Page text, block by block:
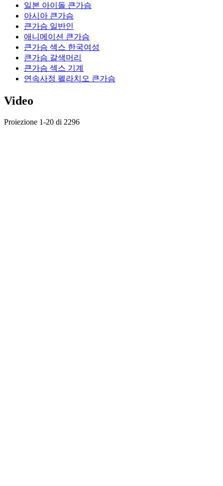
일본 아이돌 큰가슴
아시아 큰가슴
큰가슴 일반인
애니메이션 큰가슴
큰가슴 섹스 한국여성
큰가슴 갈색머리
큰가슴 섹스 기계
연속사정 펠라치오 큰가슴
Video
Proiezione 1-20 di 2296